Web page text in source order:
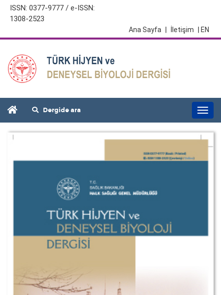
ISSN: 0377-9777 / e-ISSN:
1308-2523
| EN
İletişim
Ana Sayfa
Dergide ara